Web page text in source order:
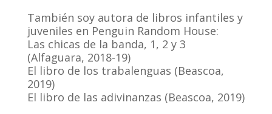
También soy autora de libros infantiles y
juveniles en Penguin Random House:
Las chicas de la banda, 1, 2 y 3
(Alfaguara, 2018-19)
El libro de los trabalenguas (Beascoa,
2019)
El libro de las adivinanzas (Beascoa, 2019)